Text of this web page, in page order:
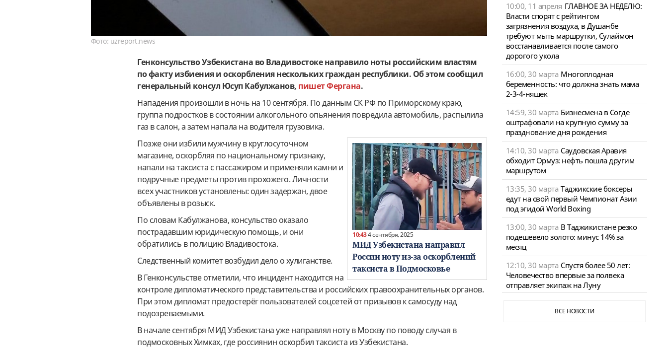
Фото: uzreport.news
Генконсульство Узбекистана во Владивостоке направило ноты российским властям
по факту избиения и оскорбления нескольких граждан республики. Об этом сообщил
генеральный консул Юсуп Кабулжанов, пишет Фергана.
Нападения произошли в ночь на 10 сентября. По данным СК РФ по Приморскому краю,
группа подростков в состоянии алкогольного опьянения повредила автомобиль, распылила
газ в салон, а затем напала на водителя грузовика.
10:434 сентября, 2025
МИД Узбекистана направил
России ноту из-за оскорблений
таксиста в Подмосковье
Позже они избили мужчину в круглосуточном
магазине, оскорбляя по национальному признаку,
напали на таксиста с пассажиром и применяли камни и
подручные предметы против прохожего. Личности
всех участников установлены: один задержан, двое
объявлены в розыск.
По словам Кабулжанова, консульство оказало
пострадавшим юридическую помощь, и они
обратились в полицию Владивостока.
Следственный комитет возбудил дело о хулиганстве.
В Генконсульстве отметили, что инцидент находится на
контроле дипломатического представительства и российских правоохранительных органов.
При этом дипломат предостерёг пользователей соцсетей от призывов к самосуду над
подозреваемыми.
В начале сентября МИД Узбекистана уже направлял ноту в Москву по поводу случая в
подмосковных Химках, где россиянин оскорбил таксиста из Узбекистана.
10:00, 11 апреля ГЛАВНОЕ ЗА НЕДЕЛЮ:
Власти спорят с рейтингом
загрязнения воздуха, в Душанбе
требуют мыть маршрутки, Сулаймон
восстанавливается после самого
дорогого укола
16:00, 30 марта Многоплодная
беременность: что должна знать мама
2-3-4-няшек
14:59, 30 марта Бизнесмена в Согде
оштрафовали на крупную сумму за
празднование дня рождения
14:10, 30 марта Саудовская Аравия
обходит Ормуз: нефть пошла другим
маршрутом
13:35, 30 марта Таджикские боксеры
едут на свой первый Чемпионат Азии
под эгидой World Boxing
13:00, 30 марта В Таджикистане резко
подешевело золото: минус 14% за
месяц
12:10, 30 марта Спустя более 50 лет:
Человечество впервые за полвека
отправляет экипаж на Луну
ВСЕ НОВОСТИ